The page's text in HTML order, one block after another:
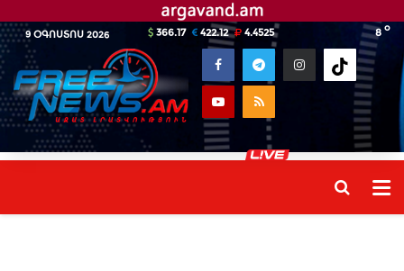
9 ՕԳՈՍՏՈՍ 2026 8 o
366.17 422.12 4.4525